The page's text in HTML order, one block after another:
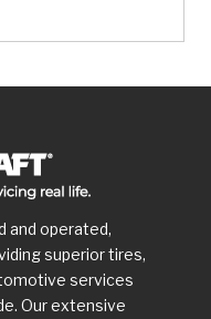
and operated,
superior tires,
services
Our extensive